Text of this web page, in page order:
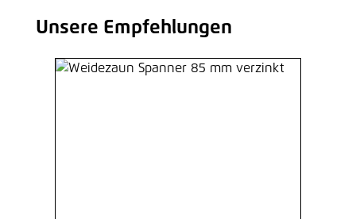
Produktgalerie überspringen
Unsere Empfehlungen